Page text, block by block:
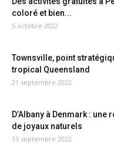
coloré et bien...
5 octobre 2022
Townsville, point
tropical Queensland
21 septembre 2022
D’Albany à Denmark : une
de joyaux naturels
15 septembre 2022